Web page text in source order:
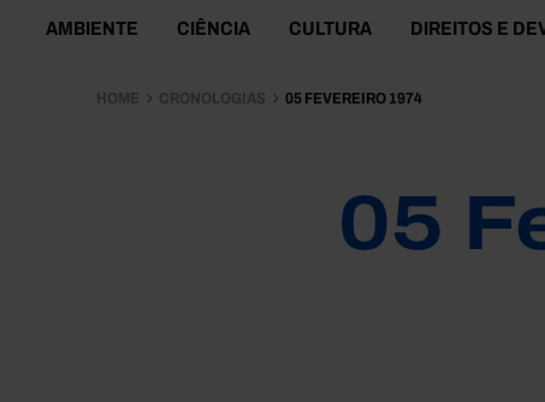
Themes Menu
AMBIENTE CIÊNCIA CULTURA DIREITOS E
HOME CRONOLOGIAS 05 FEVEREIRO 1974
05